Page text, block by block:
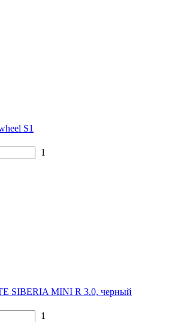
S1
1
SIBERIA MINI R 3.0, черный
1